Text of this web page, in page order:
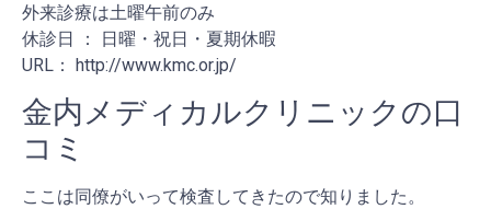
外来診療は土曜午前のみ
休診日 ： 日曜・祝日・夏期休暇
URL： http://www.kmc.or.jp/
金内メディカルクリニックの口
コミ
ここは同僚がいって検査してきたので知りました。